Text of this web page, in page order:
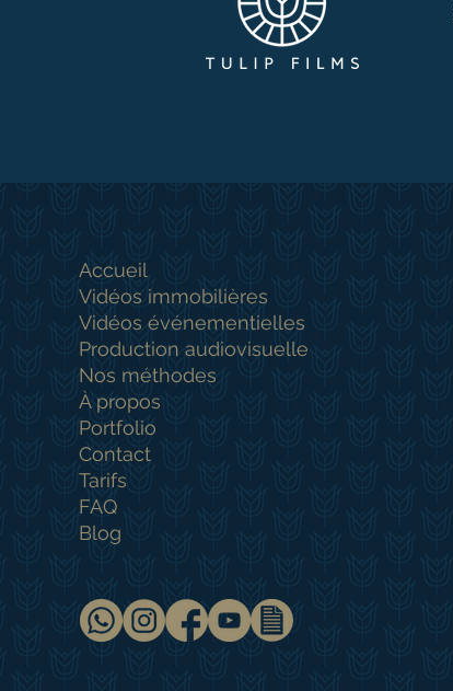
Accueil
Vidéos immobilières
Vidéos événementielles
Production audiovisuelle
Nos méthodes
À propos
Portfolio
Contact
Tarifs
FAQ
Blog